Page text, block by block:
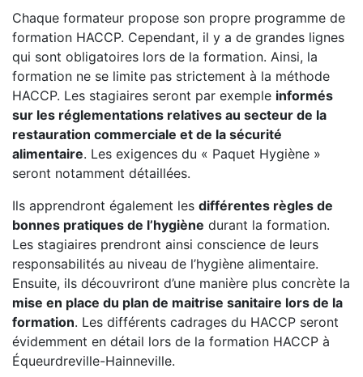
Chaque formateur propose son propre programme de
formation HACCP. Cependant, il y a de grandes lignes
qui sont obligatoires lors de la formation. Ainsi, la
formation ne se limite pas strictement à la méthode
HACCP. Les stagiaires seront par exemple informés
sur les réglementations relatives au secteur de la
restauration commerciale et de la sécurité
alimentaire. Les exigences du « Paquet Hygiène »
seront notamment détaillées.
Ils apprendront également les différentes règles de
bonnes pratiques de l’hygiène durant la formation.
Les stagiaires prendront ainsi conscience de leurs
responsabilités au niveau de l’hygiène alimentaire.
Ensuite, ils découvriront d’une manière plus concrète la
mise en place du plan de maitrise sanitaire lors de la
formation. Les différents cadrages du HACCP seront
évidemment en détail lors de la formation HACCP à
Équeurdreville-Hainneville.